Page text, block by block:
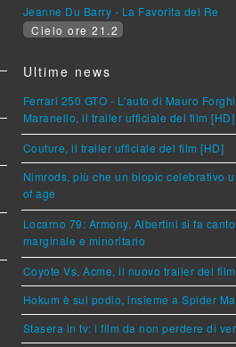
Jeanne Du Barry - La Favorita del Re
Cielo ore 21.2
Ultime news
Ferrari 250 GTO - L'auto di Mauro
Maranello, il trailer ufficiale del film [HD]
Couture, il trailer ufficiale del film [HD]
Nimrods, più che un biopic celebrativo
of age
Locarno 79: Armony, Albertini si fa
marginale e minoritario
Coyote Vs. Acme, il nuovo trailer del
Hokum è sul podio, insieme a Spider
Stasera in tv: i film da non perdere di